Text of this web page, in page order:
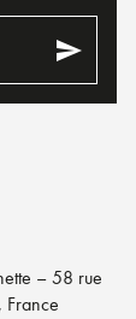
send
– 58 rue
France